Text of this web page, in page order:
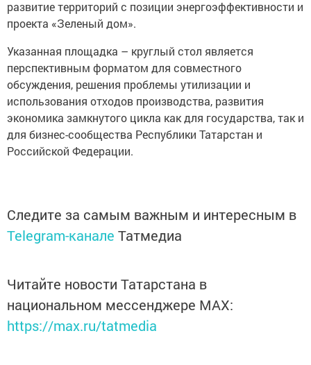
развитие территорий с позиции энергоэффективности и
проекта «Зеленый дом».
Указанная площадка – круглый стол является
перспективным форматом для совместного
обсуждения, решения проблемы утилизации и
использования отходов производства, развития
экономика замкнутого цикла как для государства, так и
для бизнес-сообщества Республики Татарстан и
Российской Федерации.
Следите за самым важным и интересным в
Telegram-канале Татмедиа
Читайте новости Татарстана в
национальном мессенджере MАХ:
https://max.ru/tatmedia